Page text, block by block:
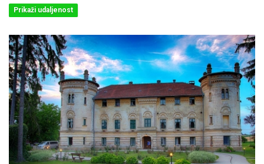
Prikaži udaljenost